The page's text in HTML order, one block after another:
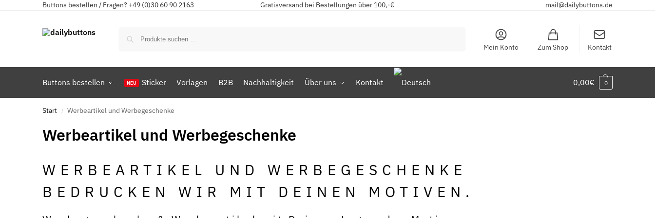
Buttons bestellen / Fragen? +49 (0)30 60 90 2163 Gratisversand bei Bestellungen über 100,-€ mail@dailybuttons.de
Mein Konto Zum Shop Kontakt
Buttons bestellen Sticker Vorlagen B2B Nachhaltigkeit Über uns Kontakt 0,00€ 0
Start / Werbeartikel und Werbegeschenke
Werbeartikel und Werbegeschenke
WERBEARTIKEL UND WERBEGESCHENKE
BEDRUCKEN WIR MIT DEINEN MOTIVEN.